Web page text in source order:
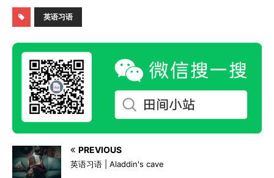
英语习语
PREVIOUS
英语习语 | Aladdin's cave